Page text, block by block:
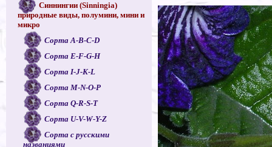
Синнингии (Sinningia)
природные виды, полумини, мини и
микро
Сорта A-B-C-D
Сорта E-F-G-H
Сорта I-J-K-L
Сорта M-N-O-P
Сорта Q-R-S-T
Сорта U-V-W-Y-Z
Сорта с русскими
названиями